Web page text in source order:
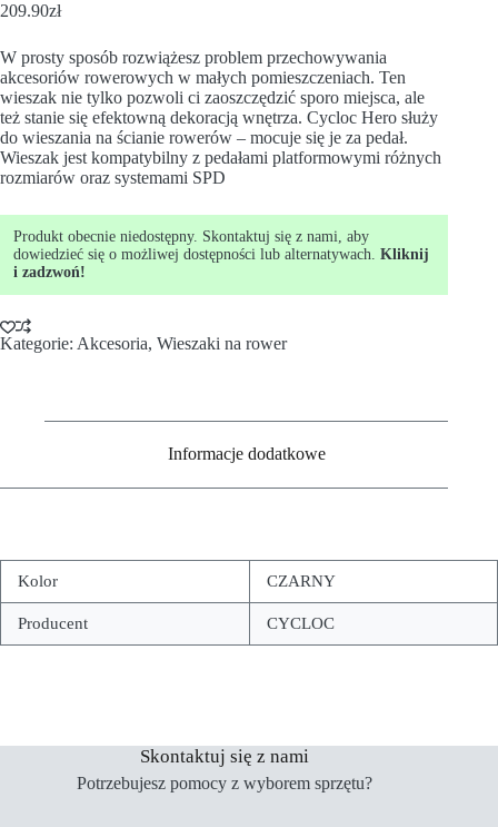
209.90zł
W prosty sposób rozwiążesz problem przechowywania
akcesoriów rowerowych w małych pomieszczeniach. Ten
wieszak nie tylko pozwoli ci zaoszczędzić sporo miejsca, ale
też stanie się efektowną dekoracją wnętrza. Cycloc Hero służy
do wieszania na ścianie rowerów – mocuje się je za pedał.
Wieszak jest kompatybilny z pedałami platformowymi różnych
rozmiarów oraz systemami SPD
Produkt obecnie niedostępny. Skontaktuj się z nami, aby
dowiedzieć się o możliwej dostępności lub alternatywach. Kliknij
i zadzwoń!
Kategorie: Akcesoria, Wieszaki na rower
Informacje dodatkowe
Kolor CZARNY
Producent CYCLOC
Skontaktuj się z nami
Potrzebujesz pomocy z wyborem sprzętu?